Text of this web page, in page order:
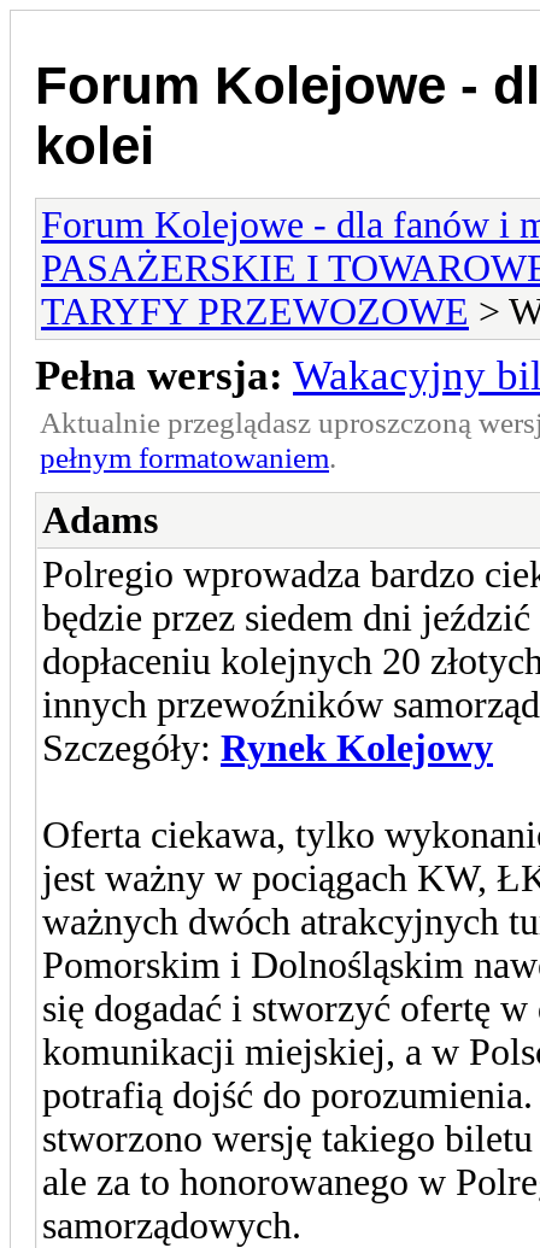
Forum Kolejowe -
kolei
Forum Kolejowe - dla fanów i
PASAŻERSKIE I
TARYFY PRZEWOZOWE >
Pełna wersja: Wakacyjny
Aktualnie przeglądasz uproszczoną
pełnym formatowaniem.
Adams
Polregio wprowadza bardzo
będzie przez siedem dni
dopłaceniu kolejnych 20
innych przewoźników
Szczegóły: Rynek Kolejowy
Oferta ciekawa, tylko
jest ważny w pociągach KW,
ważnych dwóch atrakcyjnych
Pomorskim i Dolnośląskim
się dogadać i stworzyć ofertę
komunikacji miejskiej, a w
potrafią dojść do
stworzono wersję takiego
ale za to honorowanego w
samorządowych.